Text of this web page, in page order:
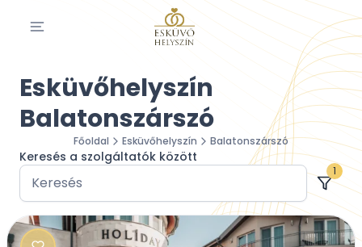
Esküvőhelyszín
Balatonszárszó
Főoldal Esküvőhelyszín Balatonszárszó
Keresés a szolgáltatók között
1